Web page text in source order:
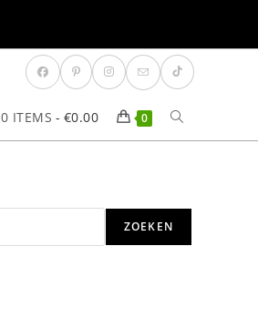
0 ITEMS €0.00 0 TOGGLE
ZOEKEN
ZOEKEN